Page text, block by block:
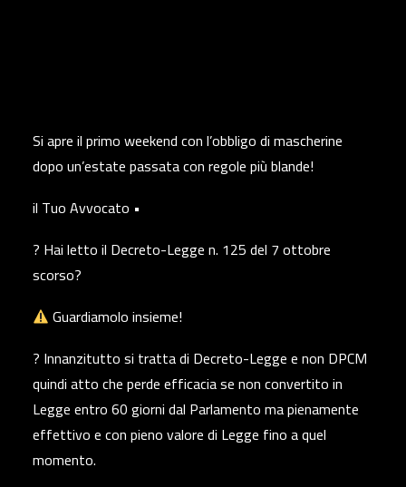
Si apre il primo weekend con l’obbligo di mascherine
dopo un’estate passata con regole più blande!
il Tuo Avvocato •
? Hai letto il Decreto-Legge n. 125 del 7 ottobre
scorso?
Guardiamolo insieme!
? Innanzitutto si tratta di Decreto-Legge e non DPCM
quindi atto che perde efficacia se non convertito in
Legge entro 60 giorni dal Parlamento ma pienamente
effettivo e con pieno valore di Legge fino a quel
momento.